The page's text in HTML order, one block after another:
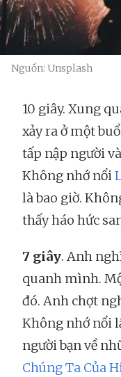
Nguồn: Unsplash
10 giây. Xung
xảy ra ở một
tấp nập người
Không nhớ nổi
là bao giờ.
thấy háo hức
7 giây. Anh
quanh mình.
đó. Anh chợt
Không nhớ nổi
người bạn về
Chúng Ta Của